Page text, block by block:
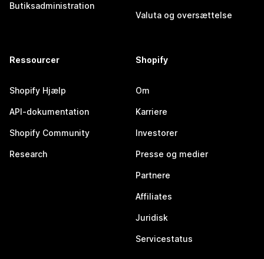
Butiksadministration
Valuta og oversættelse
Ressourcer
Shopify Hjælp
API-dokumentation
Shopify Community
Research
Shopify
Om
Karriere
Investorer
Presse og medier
Partnere
Affiliates
Juridisk
Servicestatus